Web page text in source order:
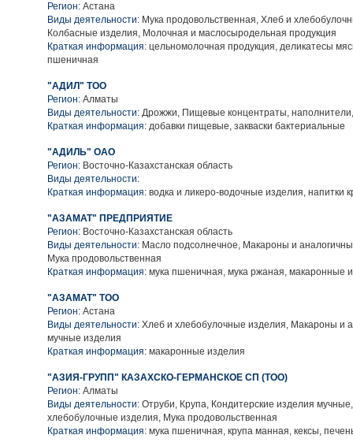
Регион: Астана
Виды деятельности: Мука продовольственная, Хлеб и
Колбасные изделия, Молочная и маслосыродельная продукция
Краткая информация: цельномолочная продукция, деликатесы
пшеничная
"АДИЛ" ТОО
Регион: Алматы
Виды деятельности: Дрожжи, Пищевые концентраты,
Краткая информация: добавки пищевые, закваски бактериальные
"АДИЛЬ" ОАО
Регион: Восточно-Казахстанская область
Виды деятельности:
Краткая информация: водка и ликеро-водочные изделия, напитки
"АЗАМАТ" ПРЕДПРИЯТИЕ
Регион: Восточно-Казахстанская область
Виды деятельности: Масло подсолнечное, Макароны и
Мука продовольственная
Краткая информация: мука пшеничная, мука ржаная, макаронные
"АЗАМАТ" ТОО
Регион: Астана
Виды деятельности: Хлеб и хлебобулочные изделия, Макароны и
мучные изделия
Краткая информация: макаронные изделия
"АЗИЯ-ГРУПП" КАЗАХСКО-ГЕРМАНСКОЕ СП (ТОО)
Регион: Алматы
Виды деятельности: Отруби, Крупа, Кондитерские изделия
хлебобулочные изделия, Мука продовольственная
Краткая информация: мука пшеничная, крупа манная, кексы,